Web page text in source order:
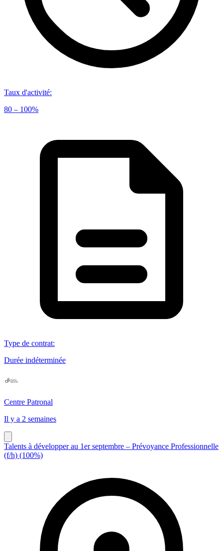
Taux d'activité:
80 – 100%
Type de contrat:
Durée indéterminée
Centre Patronal
Il y a 2 semaines
Talents à développer au 1er septembre – Prévoyance Professionnelle
(f/h) (100%)